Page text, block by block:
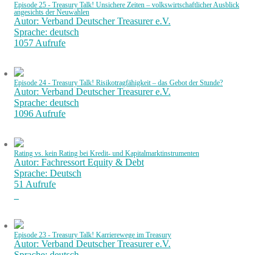
Episode 25 - Treasury Talk! Unsichere Zeiten – volkswirtschaftlicher Ausblick
angesichts der Neuwahlen
Autor: Verband Deutscher Treasurer e.V.
Sprache: deutsch
1057 Aufrufe
Episode 24 - Treasury Talk! Risikotragfähigkeit – das Gebot der Stunde?
Autor: Verband Deutscher Treasurer e.V.
Sprache: deutsch
1096 Aufrufe
Rating vs. kein Rating bei Kredit- und Kapitalmarktinstrumenten
Autor: Fachressort Equity & Debt
Sprache: Deutsch
51 Aufrufe
Episode 23 - Treasury Talk! Karrierewege im Treasury
Autor: Verband Deutscher Treasurer e.V.